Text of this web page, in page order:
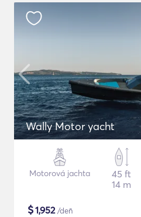
Wally Motor yacht
Motorová jachta
45 ft
14 m
$1,952/deň